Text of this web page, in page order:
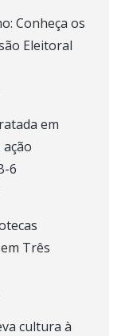
Conheça os
Eleitoral
em
6
Três
cultura à